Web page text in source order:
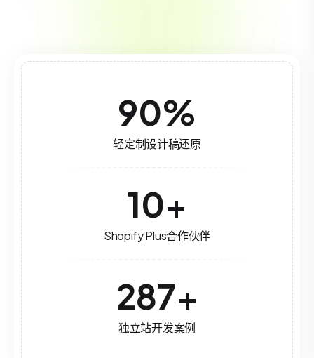
90%
轻定制设计稿还原
10+
Shopify Plus合作伙伴
287+
独立站开发案例